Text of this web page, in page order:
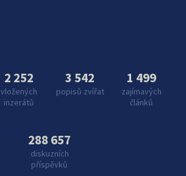
2 252
vložených
inzerátů
3 542
popisů zvířat
1 499
zajímavých
článků
288 657
diskuzních
příspěvků